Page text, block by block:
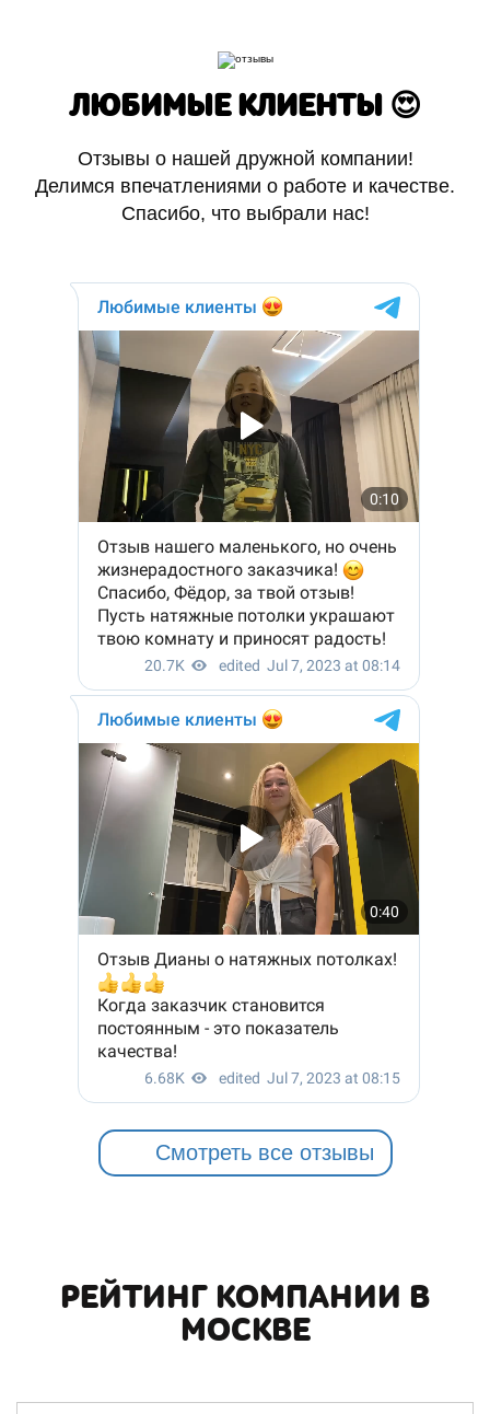
ЛЮБИМЫЕ КЛИЕНТЫ 😍
Отзывы о нашей дружной компании!
Делимся впечатлениями о работе и качестве.
Спасибо, что выбрали нас!
Смотреть все отзывы
РЕЙТИНГ КОМПАНИИ В
МОСКВЕ